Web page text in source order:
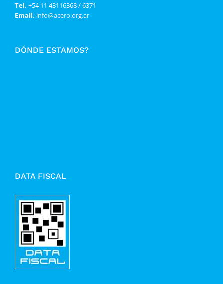
Tel. +54 11 43116368 / 6371
Email. info@acero.org.ar
DÓNDE ESTAMOS?
DATA FISCAL